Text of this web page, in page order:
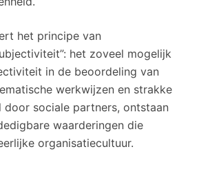
het principe van
het zoveel mogelijk
in de beoordeling van
werkwijzen en strakke
sociale partners, ontstaan
waarderingen die
organisatiecultuur.